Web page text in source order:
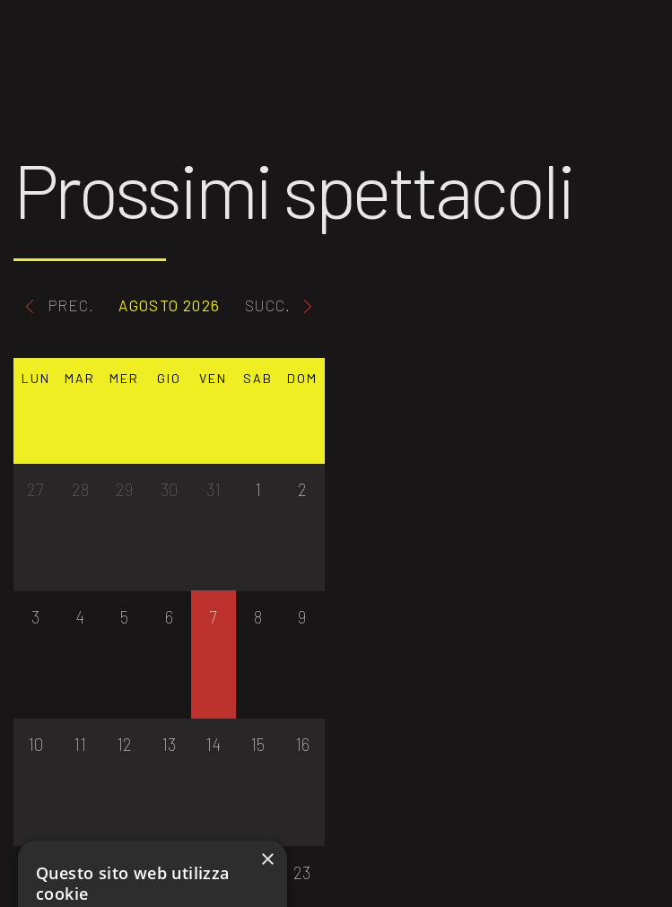
Prossimi spettacoli
PREC. AGOSTO 2026 SUCC.
LUN MAR MER GIO VEN SAB DOM
27 28 29 30 31 1 2
3 4 5 6 7 8 9
10 11 12 13 14 15 16
17 18 19 20 21 22 23
×
Questo sito web utilizza
cookie